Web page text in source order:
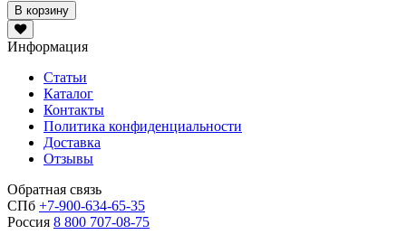
В корзину
Информация
Статьи
Каталог
Контакты
Политика конфиденциальности
Доставка
Отзывы
Обратная связь
СПб +7-900-634-65-35
Россия 8 800 707-08-75